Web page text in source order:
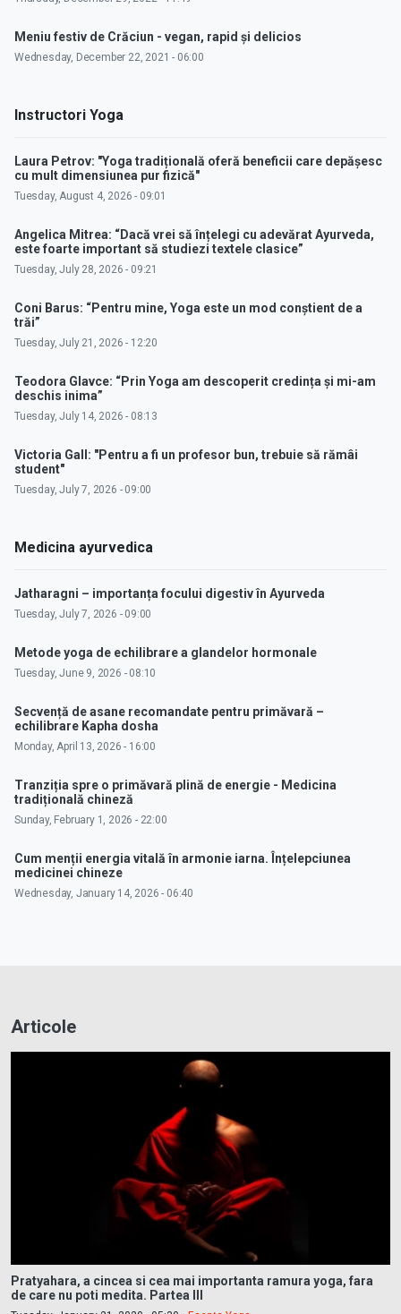
Meniu festiv de Crăciun - vegan, rapid și delicios
Wednesday, December 22, 2021 - 06:00
Instructori Yoga
Laura Petrov: "Yoga tradițională oferă beneficii care depășesc
cu mult dimensiunea pur fizică"
Tuesday, August 4, 2026 - 09:01
Angelica Mitrea: “Dacă vrei să înțelegi cu adevărat Ayurveda,
este foarte important să studiezi textele clasice”
Tuesday, July 28, 2026 - 09:21
Coni Barus: “Pentru mine, Yoga este un mod conștient de a
trăi”
Tuesday, July 21, 2026 - 12:20
Teodora Glavce: “Prin Yoga am descoperit credința și mi-am
deschis inima”
Tuesday, July 14, 2026 - 08:13
Victoria Gall: "Pentru a fi un profesor bun, trebuie să rămâi
student"
Tuesday, July 7, 2026 - 09:00
Medicina ayurvedica
Jatharagni – importanța focului digestiv în Ayurveda
Tuesday, July 7, 2026 - 09:00
Metode yoga de echilibrare a glandelor hormonale
Tuesday, June 9, 2026 - 08:10
Secvență de asane recomandate pentru primăvară –
echilibrare Kapha dosha
Monday, April 13, 2026 - 16:00
Tranziția spre o primăvară plină de energie - Medicina
tradițională chineză
Sunday, February 1, 2026 - 22:00
Cum menții energia vitală în armonie iarna. Înțelepciunea
medicinei chineze
Wednesday, January 14, 2026 - 06:40
Articole
Pratyahara, a cincea si cea mai importanta ramura yoga, fara
de care nu poti medita. Partea III